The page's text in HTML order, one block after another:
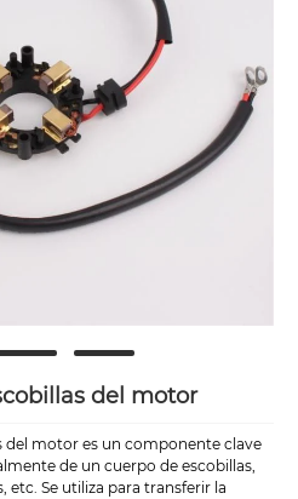
del motor
del motor es un componente clave
de un cuerpo de escobillas,
etc. Se utiliza para transferir la